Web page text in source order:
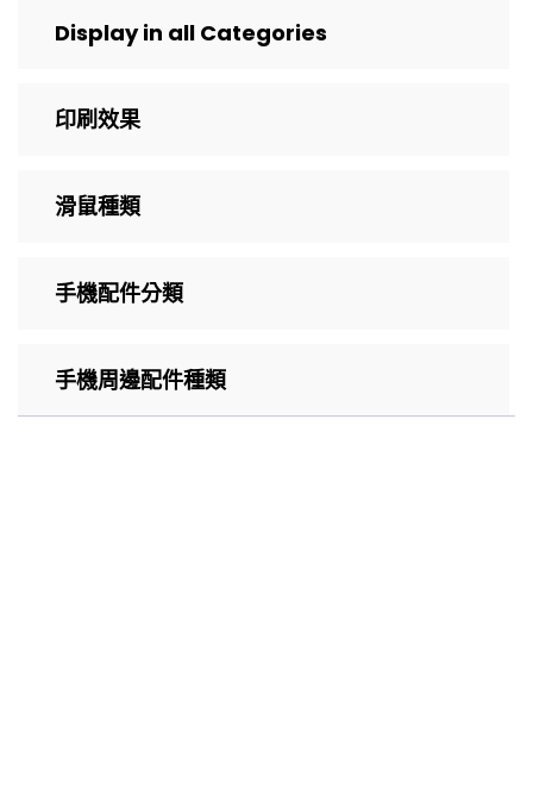
Display in all Categories
印刷效果
滑鼠種類
手機配件分類
手機周邊配件種類